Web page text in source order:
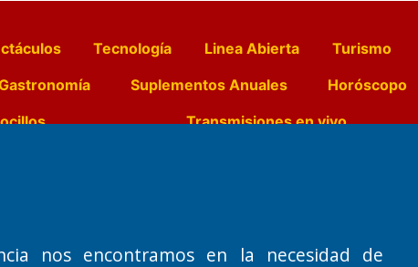
Tecnología Linea Abierta Turismo
Suplementos Anuales Horóscopo
Transmisiones en vivo
Santa Rosa, La Pampa.
Número de Registro DNDA:
Dr. Jorge Ricardo Nemesio
Redacción, Administración,
nos encontramos en la necesidad de